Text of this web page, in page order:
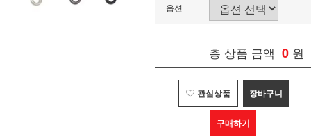
옵션
총 상품 금액 0 원
관심상품 장바구니
구매하기